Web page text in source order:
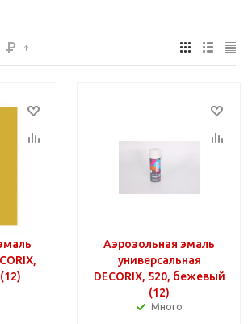
Аэрозольная эмаль
универсальная
DECORIX, 520, бежевый
(12)
Много